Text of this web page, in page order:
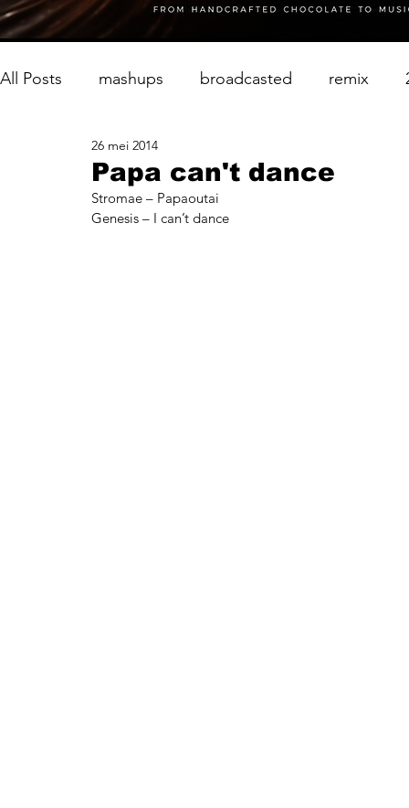
All Posts mashups broadcasted remix
Papa can't dance
26 mei 2014
Stromae – Papaoutai
Genesis – I can’t dance